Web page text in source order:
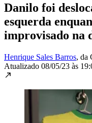
Danilo foi
esquerda
improvisado na
Henrique Sales Barros, da
Atualizado 08/05/23 às